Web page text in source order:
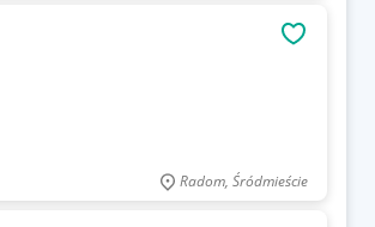
Radom, Śródmieście